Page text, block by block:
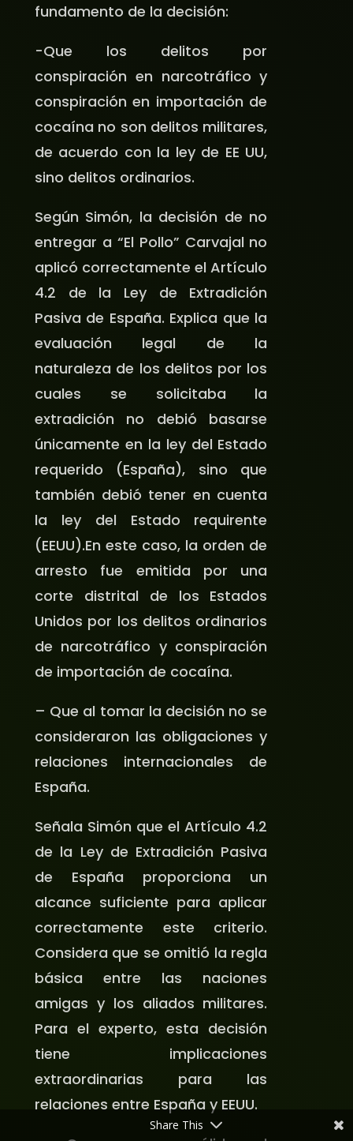
fundamento de la decisión:
-Que los delitos por
conspiración en narcotráfico y
conspiración en importación de
cocaína no son delitos militares,
de acuerdo con la ley de EE UU,
sino delitos ordinarios.
Según Simón, la decisión de no
entregar a “El Pollo” Carvajal no
aplicó correctamente el Artículo
4.2 de la Ley de Extradición
Pasiva de España. Explica que la
evaluación legal de la
naturaleza de los delitos por los
cuales se solicitaba la
extradición no debió basarse
únicamente en la ley del Estado
requerido (España), sino que
también debió tener en cuenta
la ley del Estado requirente
(EEUU).En este caso, la orden de
arresto fue emitida por una
corte distrital de los Estados
Unidos por los delitos ordinarios
de narcotráfico y conspiración
de importación de cocaína.
– Que al tomar la decisión no se
consideraron las obligaciones y
relaciones internacionales de
España.
Señala Simón que el Artículo 4.2
de la Ley de Extradición Pasiva
de España proporciona un
alcance suficiente para aplicar
correctamente este criterio.
Considera que se omitió la regla
básica entre las naciones
amigas y los aliados militares.
Para el experto, esta decisión
tiene implicaciones
extraordinarias para las
relaciones entre España y EEUU.
Share This